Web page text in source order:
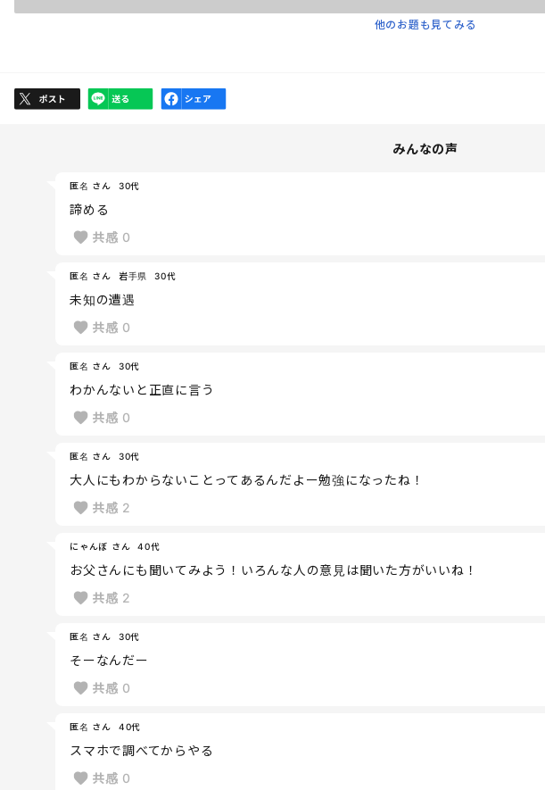
他のお題も見てみる
みんなの声
匿名 さん 30代
諦める
共感 0
匿名 さん 岩手県 30代
未知の遭遇
共感 0
匿名 さん 30代
わかんないと正直に言う
共感 0
匿名 さん 30代
大人にもわからないことってあるんだよー勉強になったね！
共感 2
にゃんぼ さん 40代
お父さんにも聞いてみよう！いろんな人の意見は聞いた方がいいね！
共感 2
匿名 さん 30代
そーなんだー
共感 0
匿名 さん 40代
スマホで調べてからやる
共感 0